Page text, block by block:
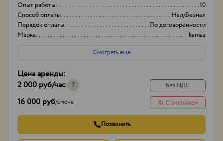
Опыт работы:
10
Способ оплаты
Нал/Безнал
Порядок оплаты
По договоренности
Марка
kamaz
Смотреть еще
Цена аренды:
2 000 руб/час ?
16 000 руб/смена
Без НДС
С экипажем
Позвонить